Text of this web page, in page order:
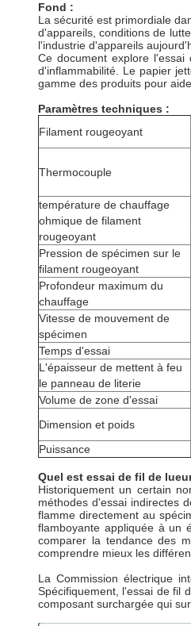
Fond :
La sécurité est primordiale
d'appareils, conditions de
l'industrie d'appareils
Ce document explore
d'inflammabilité. Le papier
gamme des produits pour
Paramètres techniques :
Filament rougeoyant
Thermocouple
température de chauffage
ohmique de filament
rougeoyant
Pression de spécimen sur le
filament rougeoyant
Profondeur maximum du
chauffage
Vitesse de mouvement de
spécimen
Temps d'essai
L'épaisseur de mettent à feu
le panneau de literie
Volume de zone d'essai
Dimension et poids
Puissance
Quel est essai de fil de
Historiquement un certain
méthodes d'essai indirectes
flamme directement au
flamboyante appliquée à un
comparer la tendance des
comprendre mieux les
La Commission électrique
Spécifiquement, l'essai de fil
composant surchargée qui